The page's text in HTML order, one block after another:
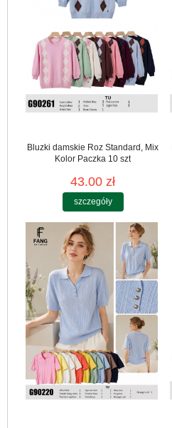
Bluzki damskie Roz Standard, Mix
Kolor Paczka 10 szt
43.00 zł
szczegóły